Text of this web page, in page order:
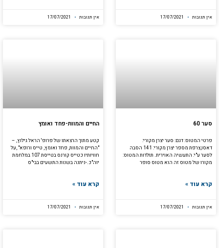
אין תגובות אין תגובות
סער 60
פרטי המטוס: דגם: סער יצרן מקורי:
דאסו,צרפת מספר יצרן מקורי: 141 הסבה
לסער ע"י: התעשיה האוירית. תולדות המטוס:
מקורו של מטוס זה הוא מטוס סופר
קרא עוד »
אין תגובות
החיים והמוות-פחד ואומץ
קטע מתוך הרצאתו של פרופ' הראל גילוץ, –
"החיים והמוות, פחד ואומץ, טייס ורופא" ,על
חוויותיו כטייס קורנס בטייסת 107 במלחמת
יוה"כ.-ניתנה בשנות התשעים בבי"ס
קרא עוד »
אין תגובות